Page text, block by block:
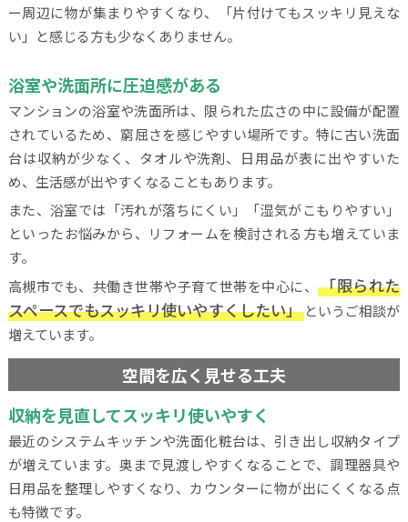
ー周辺に物が集まりやすくなり、「片付けてもスッキリ見えな
い」と感じる方も少なくありません。
浴室や洗面所に圧迫感がある
マンションの浴室や洗面所は、限られた広さの中に設備が配置
されているため、窮屈さを感じやすい場所です。特に古い洗面
台は収納が少なく、タオルや洗剤、日用品が表に出やすいた
め、生活感が出やすくなることもあります。
また、浴室では「汚れが落ちにくい」「湿気がこもりやすい」
といったお悩みから、リフォームを検討される方も増えていま
す。
高槻市でも、共働き世帯や子育て世帯を中心に、「限られた
スペースでもスッキリ使いやすくしたい」というご相談が
増えています。
空間を広く見せる工夫
収納を見直してスッキリ使いやすく
最近のシステムキッチンや洗面化粧台は、引き出し収納タイプ
が増えています。奥まで見渡しやすくなることで、調理器具や
日用品を整理しやすくなり、カウンターに物が出にくくなる点
も特徴です。